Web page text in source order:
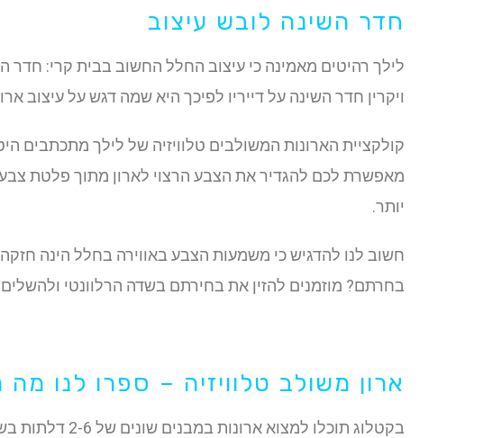
חדר השינה לובש עיצוב
לילך רהיטים מאמינה כי עיצוב החלל החשוב בבית קרי: חדר
ויקרין חדר השינה על דייריו לפיכך היא שמה דגש על עיצוב
קולקציית הארונות המשולבים טלוויזיה של לילך מתכתבים
מאפשרת לכם להגדיר את הצבע הרצוי לארון מתוך פלטת
יותר.
חשוב לנו להדגיש כי משמעות הצבע באווירה בחלל הינה
בחרתם? מוזמנים להזין את בחירתם בשדה הרלוונטי
ארון משולב טלוויזיה – ספרו לנו מה